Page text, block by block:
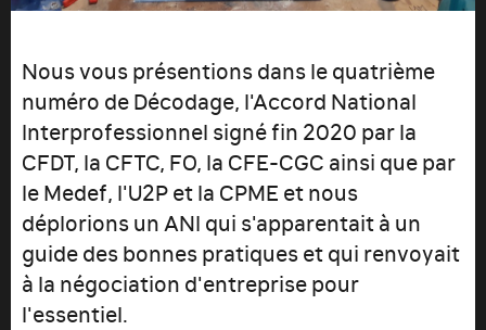
Nous vous présentions dans le quatrième
numéro de Décodage, l'Accord National
Interprofessionnel signé fin 2020 par la
CFDT, la CFTC, FO, la CFE-CGC ainsi que par
le Medef, l'U2P et la CPME et nous
déplorions un ANI qui s'apparentait à un
guide des bonnes pratiques et qui renvoyait
à la négociation d'entreprise pour
l'essentiel.